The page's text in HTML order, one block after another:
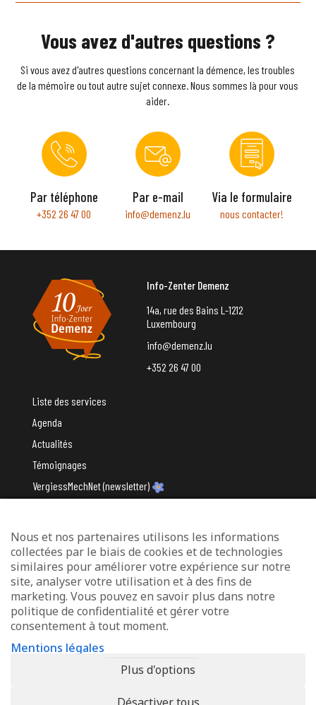
Vous avez d'autres questions ?
Si vous avez d'autres questions concernant la démence, les troubles
de la mémoire ou tout autre sujet connexe. Nous sommes là pour vous
aider.
Par téléphone
+352 26 47 00
Par e-mail
info@demenz.lu
Via le formulaire
nous contacter!
Info-Zenter Demenz
14a, rue des Bains L-1212
Luxembourg
info@demenz.lu
+352 26 47 00
Liste des services
Agenda
Actualités
Témoignages
VergiessMechNet (newsletter)
Avec le soutien du
Mentions légales
Protection des données
Déclaration d’accessibilité
Nous et nos partenaires utilisons les informations
collectées par le biais de cookies et de technologies
similaires pour améliorer votre expérience sur notre
site, analyser votre utilisation et à des fins de
marketing. Vous pouvez en savoir plus dans notre
politique de confidentialité et gérer votre
consentement à tout moment.
Mentions légales
Plus d'options